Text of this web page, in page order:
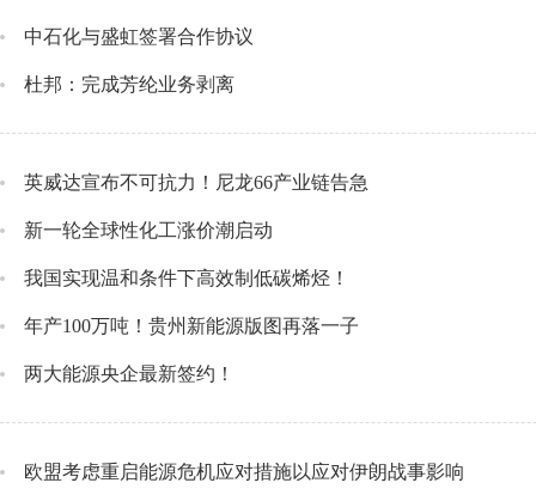
中石化与盛虹签署合作协议
杜邦：完成芳纶业务剥离
英威达宣布不可抗力！尼龙66产业链告急
新一轮全球性化工涨价潮启动
我国实现温和条件下高效制低碳烯烃！
年产100万吨！贵州新能源版图再落一子
两大能源央企最新签约！
欧盟考虑重启能源危机应对措施以应对伊朗战事影响